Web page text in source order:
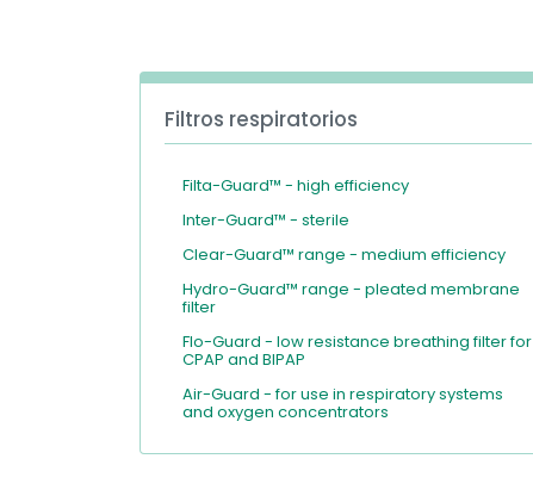
Filtros respiratorios
Filta-Guard™ - high efficiency
Inter-Guard™ - sterile
Clear-Guard™ range - medium efficiency
Hydro-Guard™ range - pleated membrane
filter
Flo-Guard - low resistance breathing filter for
CPAP and BIPAP
Air-Guard - for use in respiratory systems
and oxygen concentrators